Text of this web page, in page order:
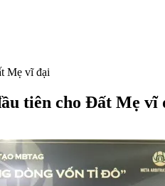
Mẹ vĩ đại
tiên cho Đất Mẹ vĩ